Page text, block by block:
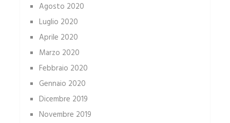
Agosto 2020
Luglio 2020
Aprile 2020
Marzo 2020
Febbraio 2020
Gennaio 2020
Dicembre 2019
Novembre 2019